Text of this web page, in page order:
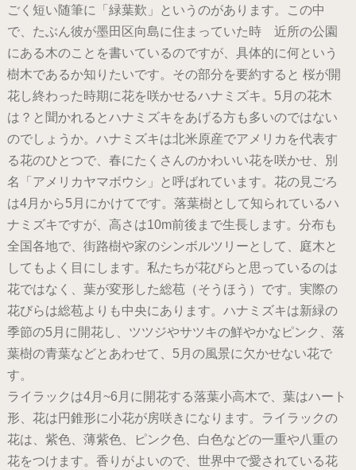
ごく短い随筆に「緑葉歎」というのがあります。この中
で、たぶん彼が墨田区向島に住まっていた時 近所の公園
にある木のことを書いているのですが、具体的に何という
樹木であるか知りたいです。その部分を要約すると 桜が開
花し終わった時期に花を咲かせるハナミズキ。5月の花木
は？と聞かれるとハナミズキをあげる方も多いのではない
のでしょうか。ハナミズキは北米原産でアメリカを代表す
る花のひとつで、春にたくさんのかわいい花を咲かせ、別
名「アメリカヤマボウシ」と呼ばれています。花の見ごろ
は4月から5月にかけてです。落葉樹として知られているハ
ナミズキですが、高さは10m前後まで生長します。分布も
全国各地で、街路樹や家のシンボルツリーとして、庭木と
してもよく目にします。私たちが花びらと思っているのは
花ではなく、葉が変形した総苞（そうほう）です。実際の
花びらは総苞よりも中央にあります。ハナミズキは新緑の
季節の5月に開花し、ツツジやサツキの鮮やかなピンク、落
葉樹の青葉などとあわせて、5月の風景に欠かせない花で
す。
ライラックは4月~6月に開花する落葉小高木で、葉はハート
形、花は円錐形に小花が房咲きになります。ライラックの
花は、紫色、薄紫色、ピンク色、白色などの一重や八重の
花をつけます。香りがよいので、世界中で愛されている花